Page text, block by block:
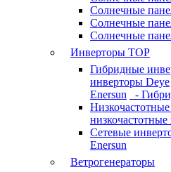
Солнечные
Солнечные
Солнечные
Инверторы TOP
Гибридные
инверторы Deye
Enersun
-
Сетевые
Enersun
Ветрогенераторы